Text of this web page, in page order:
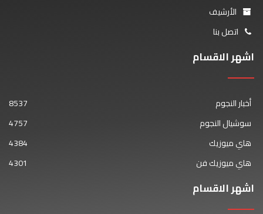
الأرشيف
اتصل بنا
اشهر الاقسام
أخبار النجوم
8537
سوشيال النجوم
4757
هاي ميوزيك
4384
هاي ميوزيك فن
4301
اشهر الاقسام